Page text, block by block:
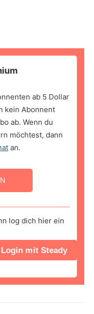
ab 5 Dollar
kein Abonnent
ab. Wenn du
möchtest, dann
an.
log dich hier ein
Login mit Steady